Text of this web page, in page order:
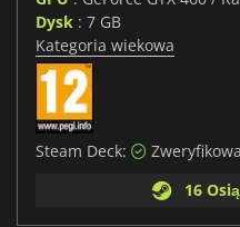
Dysk : 7 GB
Kategoria wiekowa
Steam Deck:
16